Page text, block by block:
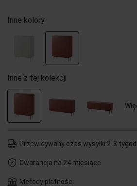
Inne kolory
Inne z tej kolekcji
Przewidywany czas wysyłki:2-3
Gwarancja na 24 miesiące
Metody płatności